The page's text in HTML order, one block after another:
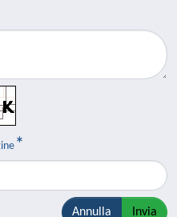
Annulla Invia